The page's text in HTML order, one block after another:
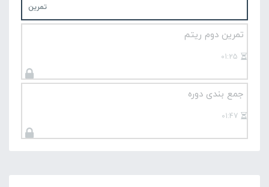
تمرین
تمرین دوم ریتم
01:25
جمع بندی دوره
01:47